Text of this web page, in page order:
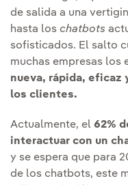
de salida a una
hasta los chatbots
sofisticados. El salto
muchas empresas los
nueva, rápida, eficaz
los clientes.
Actualmente, el 62%
interactuar con un
y se espera que para
de los chatbots, este